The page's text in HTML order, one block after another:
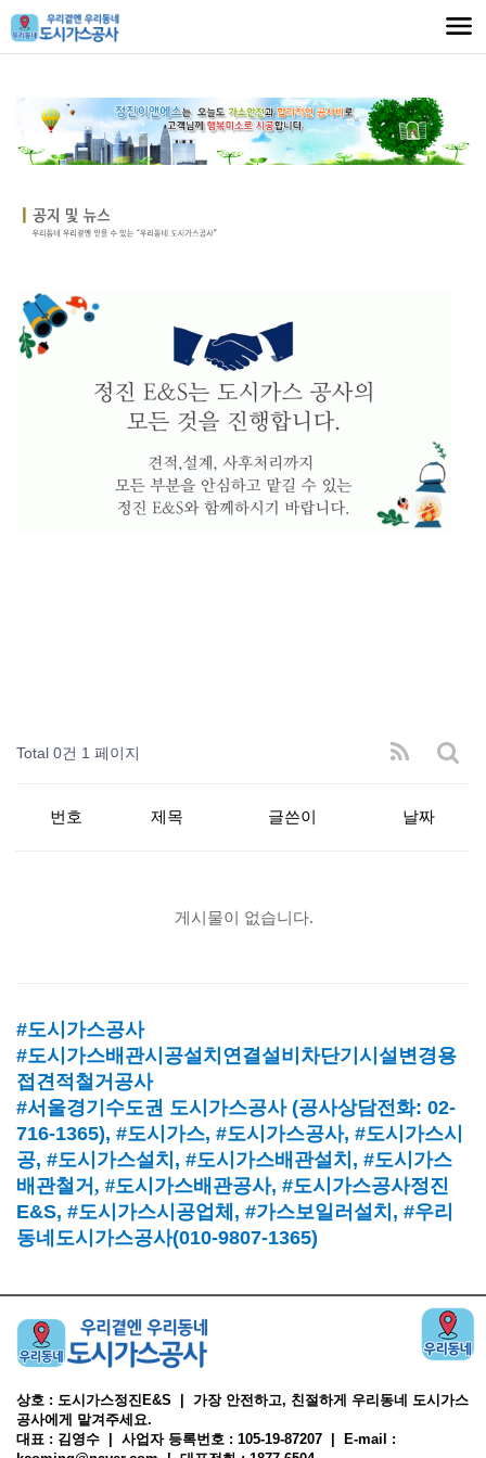
Total 0건 1 페이지
번호 제목 글쓴이 날짜
게시물이 없습니다.
#도시가스공사
#도시가스배관시공설치연결설비차단기시설변경용
접견적철거공사
#서울경기수도권 도시가스공사 (공사상담전화: 02-
716-1365), #도시가스, #도시가스공사, #도시가스시
공, #도시가스설치 , #도시가스배관설치 , #도시가스
배관철거, #도시가스배관공사, #도시가스공사정진
E&S, #도시가스시공업체 , #가스보일러설치 , #우리
동네도시가스공사(010-9807-1365)
상호 : 도시가스정진E&S | 가장 안전하고, 친절하게 우리동네 도시가스
공사에게 맡겨주세요.
대표 : 김영수 | 사업자 등록번호 : 105-19-87207 | E-mail :